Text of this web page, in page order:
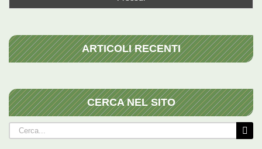
ARTICOLI RECENTI
CERCA NEL SITO
Cerca
per: